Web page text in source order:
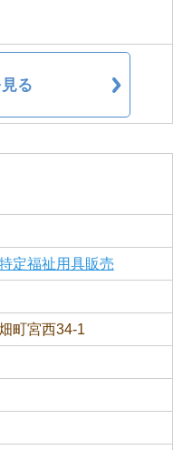
る
定福祉用具販売
町宮西34-1